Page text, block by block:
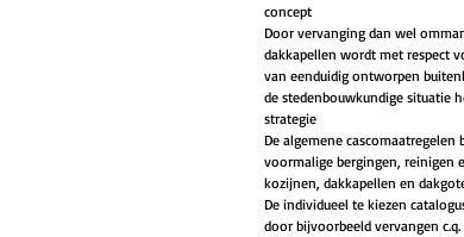
concept
Door vervanging dan wel
dakkapellen wordt met respect
van eenduidig ontworpen
de stedenbouwkundige situatie
strategie
De algemene
voormalige bergingen, reinigen
kozijnen, dakkapellen en
De individueel te kiezen
door bijvoorbeeld vervangen